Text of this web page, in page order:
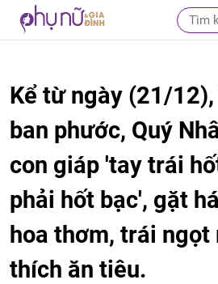
Kể từ ngày (21/12),
ban phước, Quý
con giáp 'tay trái
phải hốt bạc', gặt
hoa thơm, trái ngọt
thích ăn tiêu.